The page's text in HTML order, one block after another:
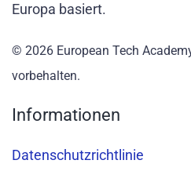
Europa basiert.
© 2026 European Tech
vorbehalten.
Informationen
Datenschutzrichtlinie